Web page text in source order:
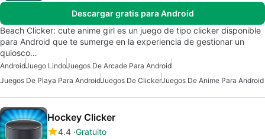
Descargar gratis para Android
Beach Clicker: cute anime girl es un juego de tipo clicker disponible
para Android que te sumerge en la experiencia de gestionar un
quiosco…
AndroidJuego LindoJuegos De Arcade Para Android
Juegos De Playa Para AndroidJuegos De ClickerJuegos De Anime Para Android
Hockey Clicker
4.4 Gratuito